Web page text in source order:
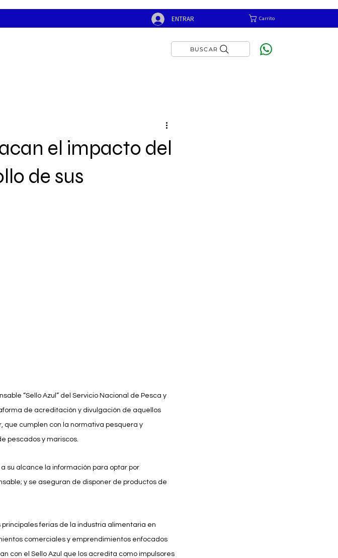
BUSCAR
ENTRAR Carrito
el impacto del
de sus
“Sello Azul” del Servicio Nacional de Pesca y
de acreditación y divulgación de aquellos
que cumplen con la normativa pesquera y
pescados y mariscos.
su alcance la información para optar por
y se aseguran de disponer de productos de
principales ferias de la industria alimentaria en
comerciales y emprendimientos enfocados
con el Sello Azul que los acredita como impulsores